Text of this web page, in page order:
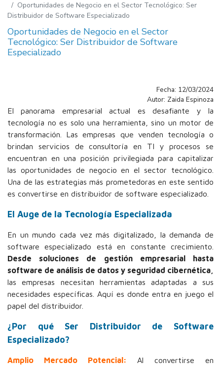
Oportunidades de Negocio en el Sector Tecnológico: Ser
Distribuidor de Software Especializado
Oportunidades de Negocio en el Sector
Tecnológico: Ser Distribuidor de Software
Especializado
Fecha: 12/03/2024
Autor: Zaida Espinoza
El panorama empresarial actual es desafiante y la
tecnología no es solo una herramienta, sino un motor de
transformación. Las empresas que venden tecnología o
brindan servicios de consultoría en TI y procesos se
encuentran en una posición privilegiada para capitalizar
las oportunidades de negocio en el sector tecnológico.
Una de las estrategias más prometedoras en este sentido
es convertirse en distribuidor de software especializado.
El Auge de la Tecnología Especializada
En un mundo cada vez más digitalizado, la demanda de
software especializado está en constante crecimiento.
Desde soluciones de gestión empresarial hasta
software de análisis de datos y seguridad cibernética,
las empresas necesitan herramientas adaptadas a sus
necesidades específicas. Aquí es donde entra en juego el
papel del distribuidor.
¿Por qué Ser Distribuidor de Software
Especializado?
Amplio Mercado Potencial: Al convertirse en